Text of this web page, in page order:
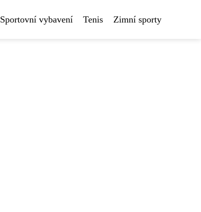
Sportovní vybavení Tenis Zimní sporty